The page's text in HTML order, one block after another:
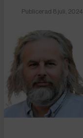
Publicerad 8 juli, 2024